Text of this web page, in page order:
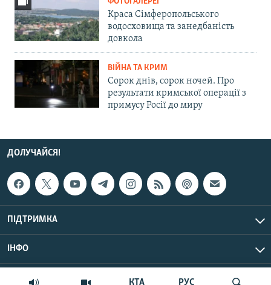
КТА РУС
Краса Сімферопольського
водосховища та занедбаність
довкола
ВІЙНА ТА КРИМ
Сорок днів, сорок ночей. Про
результати кримської операції з
примусу Росії до миру
ДОЛУЧАЙСЯ!
ПІДТРИМКА
ІНФО
© Крим.Реалії, 2026 | Усі права застережено.